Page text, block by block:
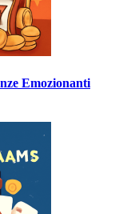
Emozionanti